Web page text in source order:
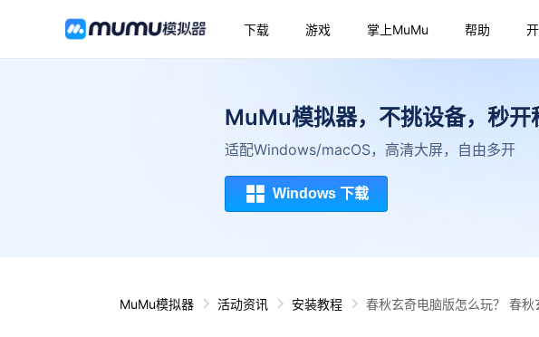
下载 游戏 掌上MuMu 帮助
MuMu模拟器，不挑设备，秒开
适配Windows/macOS，高清大屏，自由多开
Windows 下载
MuMu模拟器 活动资讯 安装教程 春秋玄奇电脑版怎么玩？ 春